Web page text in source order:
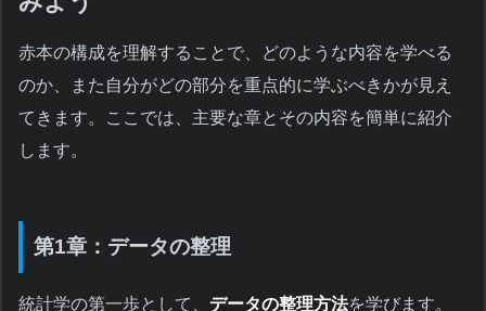
赤本の構成を理解することで、どのような内容を学べる
のか、また自分がどの部分を重点的に学ぶべきかが見え
てきます。ここでは、主要な章とその内容を簡単に紹介
します。
第1章：データの整理
統計学の第一歩として、 データの整理方法を学びます。